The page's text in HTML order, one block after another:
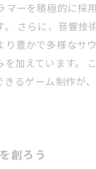
ーを積極的に
さらに、音響
豊かで多様な
加えています
るゲーム制作が
創ろう